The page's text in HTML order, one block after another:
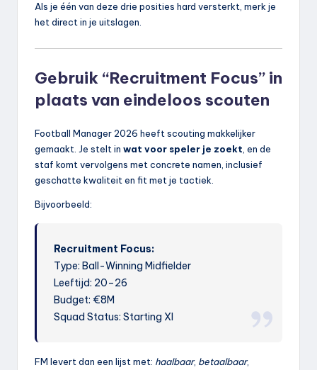
Als je één van deze drie posities hard versterkt, merk je
het direct in je uitslagen.
Gebruik “Recruitment Focus” in
plaats van eindeloos scouten
Football Manager 2026 heeft scouting makkelijker
gemaakt. Je stelt in wat voor speler je zoekt , en de
staf komt vervolgens met concrete namen, inclusief
geschatte kwaliteit en fit met je tactiek.
Bijvoorbeeld:
Recruitment Focus:
Type: Ball-Winning Midfielder
Leeftijd: 20–26
Budget: €8M
Squad Status: Starting XI
FM levert dan een lijst met: haalbaar, betaalbaar,